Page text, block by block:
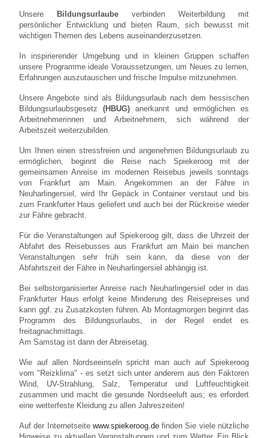
Unsere Bildungsurlaube verbinden Weiterbildung mit
persönlicher Entwicklung und bieten Raum, sich bewusst mit
wichtigen Themen des Lebens auseinanderzusetzen.
In inspirierender Umgebung und in kleinen Gruppen schaffen
unsere Programme ideale Voraussetzungen, um Neues zu lernen,
Erfahrungen auszutauschen und frische Impulse mitzunehmen.
Unsere Angebote sind als Bildungsurlaub nach dem hessischen
Bildungsurlaubsgesetz(HBUG) anerkannt und ermöglichen es
Arbeitnehmerinnen und Arbeitnehmern, sich während der
Arbeitszeit weiterzubilden.
Um Ihnen einen stressfreien und angenehmen Bildungsurlaub zu
ermöglichen, beginnt die Reise nach Spiekeroog mit der
gemeinsamen Anreise im modernen Reisebus jeweils sonntags
von Frankfurt am Main. Angekommen an der Fähre in
Neuharlingersiel, wird Ihr Gepäck in Container verstaut und bis
zum Frankfurter Haus geliefert und auch bei der Rückreise wieder
zur Fähre gebracht.
Für die Veranstaltungen auf Spiekeroog gilt, dass die Uhrzeit der
Abfahrt des Reisebusses aus Frankfurt am Main bei manchen
Veranstaltungen sehr früh sein kann, da diese von der
Abfahrtszeit der Fähre in Neuharlingersiel abhängig ist.
Bei selbstorganisierter Anreise nach Neuharlingersiel oder in das
Frankfurter Haus erfolgt keine Minderung des Reisepreises und
kann ggf. zu Zusatzkosten führen. Ab Montagmorgen beginnt das
Programm des Bildungsurlaubs, in der Regel endet es
freitagnachmittags.
Am Samstag ist dann der Abreisetag.
Wie auf allen Nordseeinseln spricht man auch auf Spiekeroog
vom "Reizklima" - es setzt sich unter anderem aus den Faktoren
Wind, UV-Strahlung, Salz, Temperatur und Luftfeuchtigkeit
zusammen und macht die gesunde Nordseeluft aus; es erfordert
eine wetterfeste Kleidung zu allen Jahreszeiten!
Auf der Internetseite www.spiekeroog.definden Sie viele nützliche